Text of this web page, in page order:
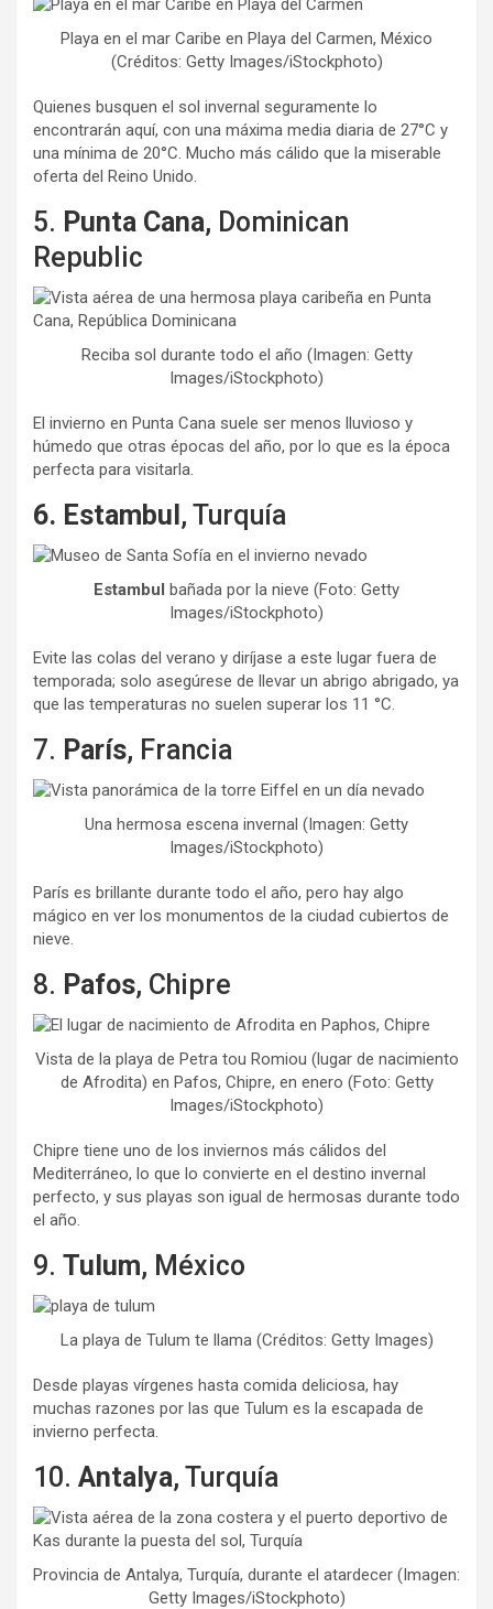
Playa en el mar Caribe en Playa del Carmen, México
(Créditos: Getty Images/iStockphoto)
Quienes busquen el sol invernal seguramente lo
encontrarán aquí, con una máxima media diaria de 27°C y
una mínima de 20°C. Mucho más cálido que la miserable
oferta del Reino Unido.
5. Punta Cana, Dominican
Republic
Reciba sol durante todo el año (Imagen: Getty
Images/iStockphoto)
El invierno en Punta Cana suele ser menos lluvioso y
húmedo que otras épocas del año, por lo que es la época
perfecta para visitarla.
6. Estambul , Turquía
Estambul bañada por la nieve (Foto: Getty
Images/iStockphoto)
Evite las colas del verano y diríjase a este lugar fuera de
temporada; solo asegúrese de llevar un abrigo abrigado, ya
que las temperaturas no suelen superar los 11 °C.
7. París, Francia
Una hermosa escena invernal (Imagen: Getty
Images/iStockphoto)
París es brillante durante todo el año, pero hay algo
mágico en ver los monumentos de la ciudad cubiertos de
nieve.
8. Pafos, Chipre
Vista de la playa de Petra tou Romiou (lugar de nacimiento
de Afrodita) en Pafos, Chipre, en enero (Foto: Getty
Images/iStockphoto)
Chipre tiene uno de los inviernos más cálidos del
Mediterráneo, lo que lo convierte en el destino invernal
perfecto, y sus playas son igual de hermosas durante todo
el año.
9. Tulum, México
La playa de Tulum te llama (Créditos: Getty Images)
Desde playas vírgenes hasta comida deliciosa, hay
muchas razones por las que Tulum es la escapada de
invierno perfecta.
10. Antalya, Turquía
Provincia de Antalya, Turquía, durante el atardecer (Imagen:
Getty Images/iStockphoto)